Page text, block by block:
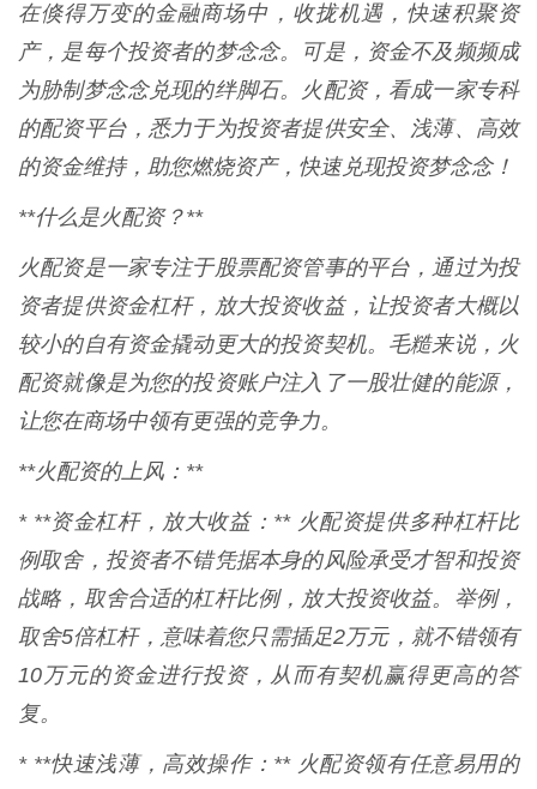
在倏得万变的金融商场中，收拢机遇，快速积聚资
产，是每个投资者的梦念念。可是，资金不及频频成
为胁制梦念念兑现的绊脚石。火配资，看成一家专科
的配资平台，悉力于为投资者提供安全、浅薄、高效
的资金维持，助您燃烧资产，快速兑现投资梦念念！
**什么是火配资？**
火配资是一家专注于股票配资管事的平台，通过为投
资者提供资金杠杆，放大投资收益，让投资者大概以
较小的自有资金撬动更大的投资契机。毛糙来说，火
配资就像是为您的投资账户注入了一股壮健的能源，
让您在商场中领有更强的竞争力。
**火配资的上风：**
* **资金杠杆，放大收益：** 火配资提供多种杠杆比
例取舍，投资者不错凭据本身的风险承受才智和投资
战略，取舍合适的杠杆比例，放大投资收益。举例，
取舍5倍杠杆，意味着您只需插足2万元，就不错领有
10万元的资金进行投资，从而有契机赢得更高的答
复。
* **快速浅薄，高效操作：** 火配资领有任意易用的